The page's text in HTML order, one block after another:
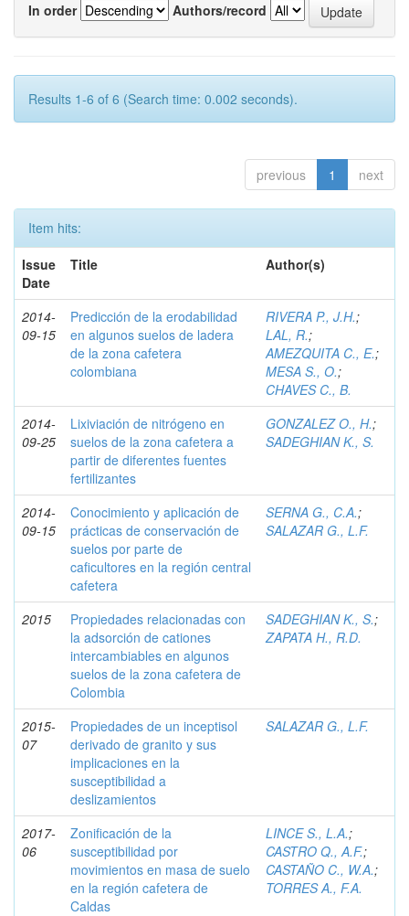
In order
Authors/record
Results 1-6 of 6 (Search time: 0.002 seconds).
previous 1 next
Item hits:
Issue
Date
Title Author(s)
2014-
09-15
Predicción de la erodabilidad
en algunos suelos de ladera
de la zona cafetera
colombiana
RIVERA P., J.H.;
LAL, R.;
AMEZQUITA C., E.;
MESA S., O.;
CHAVES C., B.
2014-
09-25
Lixiviación de nitrógeno en
suelos de la zona cafetera a
partir de diferentes fuentes
fertilizantes
GONZALEZ O., H.;
SADEGHIAN K., S.
2014-
09-15
Conocimiento y aplicación de
prácticas de conservación de
suelos por parte de
caficultores en la región central
cafetera
SERNA G., C.A.;
SALAZAR G., L.F.
2015
Propiedades relacionadas con
la adsorción de cationes
intercambiables en algunos
suelos de la zona cafetera de
Colombia
SADEGHIAN K., S.;
ZAPATA H., R.D.
2015-
07
Propiedades de un inceptisol
derivado de granito y sus
implicaciones en la
susceptibilidad a
deslizamientos
SALAZAR G., L.F.
2017-
06
Zonificación de la
susceptibilidad por
movimientos en masa de suelo
en la región cafetera de
Caldas
LINCE S., L.A.;
CASTRO Q., A.F.;
CASTAÑO C., W.A.;
TORRES A., F.A.